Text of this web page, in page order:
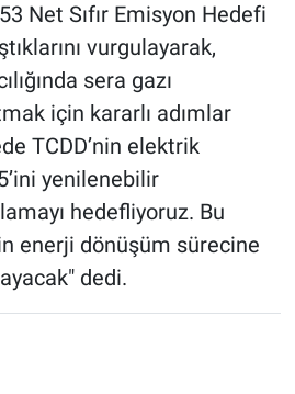
Net Sıfır Emisyon Hedefi
vurgulayarak,
sera gazı
için kararlı adımlar
TCDD’nin elektrik
yenilenebilir
hedefliyoruz. Bu
enerji dönüşüm sürecine
dedi.